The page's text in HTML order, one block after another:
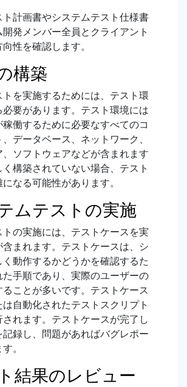
ト計画書やシステムテスト仕様書
発メンバー全員とクライアント
性を確認します。
構築
トを実施するためには、テスト環
要があります。テスト環境には
稼働するために必要なすべてのコ
データベース、ネットワーク、
ソフトウェアなどが含まれます
構築されていない場合、テスト
なる可能性があります。
ムテストの実施
トの実施には、テストケースを実
まれます。テストケースは、シ
動作するかどうかを確認するた
手順であり、実際のユーザーの
ことが多いです。テストケース
自動化されたテストスクリプト
れます。テストケースが完了し
記録し、問題があればバグレポー
。
結果のレビュー